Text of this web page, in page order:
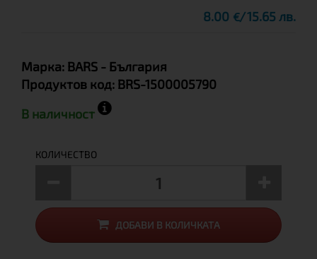
8.00 € 15.65 лв.
Марка: BARS - България
Продуктов код: BRS-1500005790
В наличност
КОЛИЧЕСТВО
ДОБАВИ В КОЛИЧКАТА